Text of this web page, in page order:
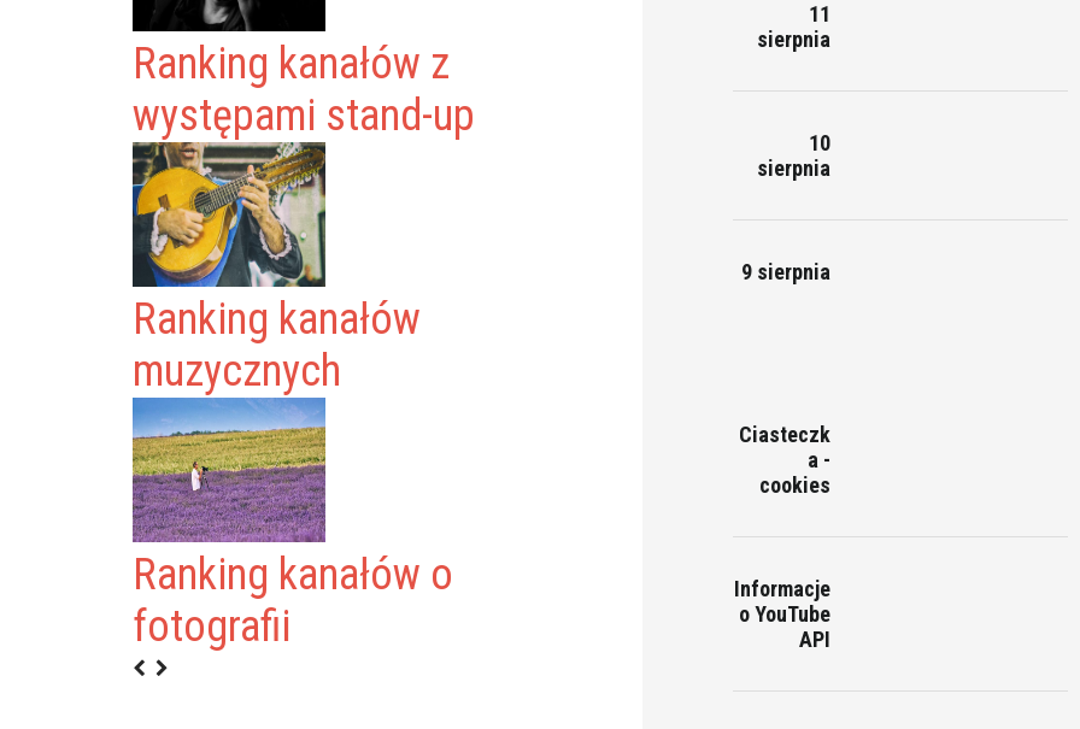
Ranking kanałów z
występami stand-up
Ranking kanałów
muzycznych
Ranking kanałów o
fotografii
KRAJEWSKI
11
sierpnia
10
sierpnia
9 sierpnia
Ciasteczk
a -
cookies
Informacje
o YouTube
API